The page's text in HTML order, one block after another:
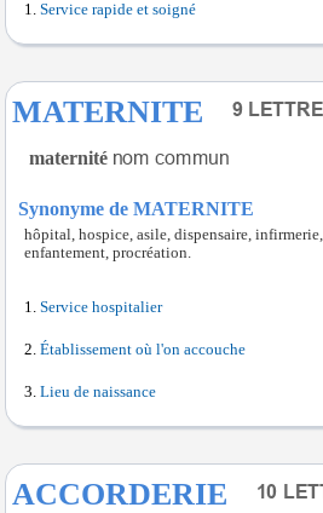
Service rapide et soigné
MATERNITE
maternité
Synonyme de MATERNITE
hôpital, hospice, asile, dispensaire,
enfantement, procréation.
Service hospitalier
Établissement où l'on accouche
Lieu de naissance
ACCORDERIE